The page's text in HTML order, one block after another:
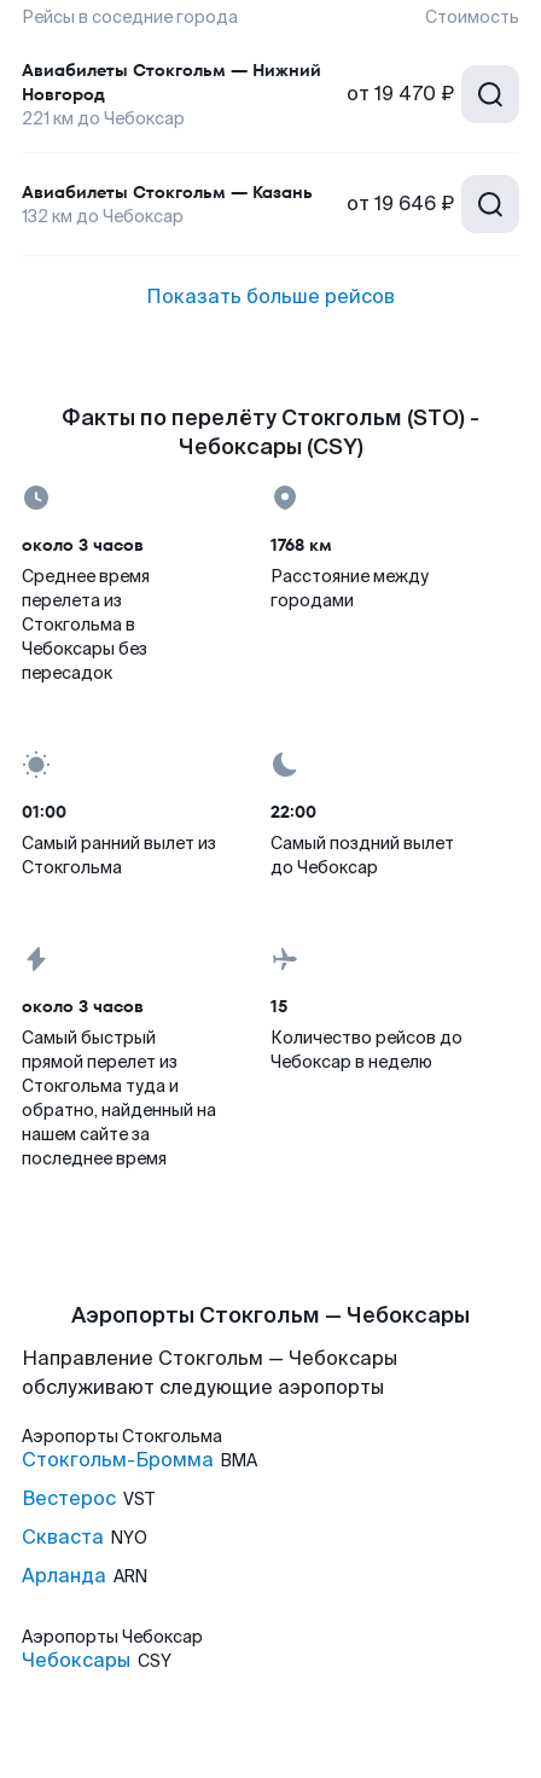
Рейсы в соседние города Стоимость
Авиабилеты Стокгольм — Нижний
Новгород
221 км до Чебоксар
от 19 470 ₽
Авиабилеты Стокгольм — Казань
132 км до Чебоксар от 19 646 ₽
Показать больше рейсов
Факты по перелёту Стокгольм (STO) -
Чебоксары (CSY)
около 3 часов
Среднее время
перелета из
Стокгольма в
Чебоксары без
пересадок
1768 км
Расстояние между
городами
01:00
Самый ранний вылет из
Стокгольма
22:00
Самый поздний вылет
до Чебоксар
около 3 часов
Самый быстрый
прямой перелет из
Стокгольма туда и
обратно, найденный на
нашем сайте за
последнее время
15
Количество рейсов до
Чебоксар в неделю
Аэропорты Стокгольм — Чебоксары
Направление Стокгольм — Чебоксары
обслуживают следующие аэропорты
Аэропорты Стокгольма
Стокгольм-Бромма BMA
Вестерос VST
Скваста NYO
Арланда ARN
Аэропорты Чебоксар
Чебоксары CSY